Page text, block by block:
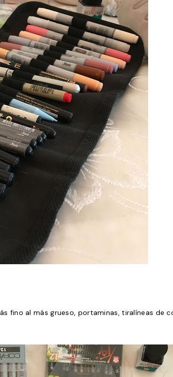
fino al más grueso, portaminas, tiralíneas de